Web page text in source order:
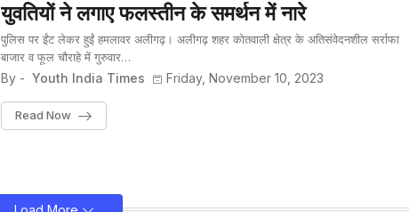
युवतियों ने लगाए फलस्तीन के समर्थन में नारे
पुलिस पर ईंट लेकर हुईं हमलावर अलीगढ़। अलीगढ़ शहर कोतवाली क्षेत्र के अतिसंवेदनशील सर्राफा
बाजार व फूल चौराहे में गुरुवार…
By - Youth India Times Friday, November 10, 2023
Read Now